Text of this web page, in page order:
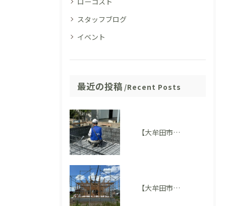
スタッフブログ
イベント
最近の投稿 Recent Posts
【大牟田市M様邸】配筋検査に適合しました。完成後には見えない部分も大切にしています
【大牟田市 T様邸】上棟を迎えました！いよいよ住まいの形が見えてきました